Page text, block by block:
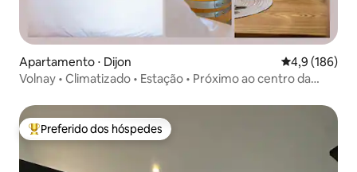
Apartamento ⋅ Dijon 4,9 de uma
4,9 (186)
Volnay • Climatizado • Estação • Próximo ao centro da
Entre os melhores preferidos dos hóspedes
Preferido dos hóspedes